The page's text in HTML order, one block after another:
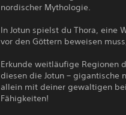
nordischer Mythologie.
In Jotun spielst du Thora, eine
vor den Göttern beweisen
Erkunde weitläufige Regionen
diesen die Jotun – gigantische
allein mit deiner gewaltigen
Fähigkeiten!